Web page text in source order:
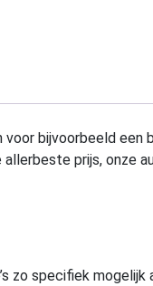
bijvoorbeeld een
allerbeste prijs, onze
specifiek mogelijk